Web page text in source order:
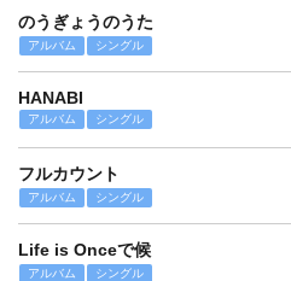
のうぎょうのうた
アルバム シングル
HANABI
アルバム シングル
フルカウント
アルバム シングル
Life is Onceで候
アルバム シングル